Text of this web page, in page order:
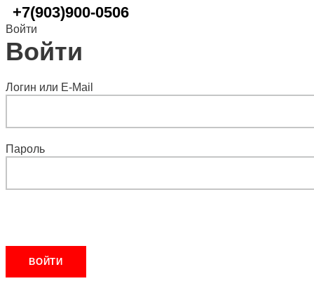
+7(903)900-0506
Войти
Войти
Логин или E-Mail
Пароль